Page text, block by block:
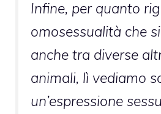
Infine, per quanto
omosessualità che
anche tra diverse
animali, lì vediamo
un’espressione